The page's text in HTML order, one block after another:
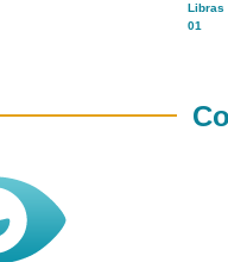
Libras
01